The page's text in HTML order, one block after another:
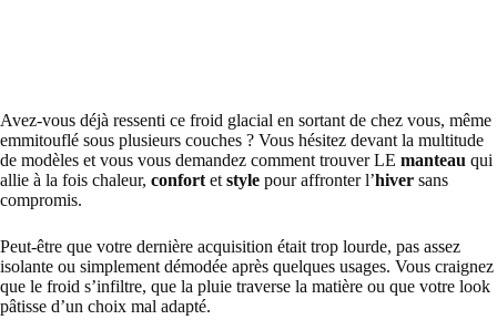
Avez-vous déjà ressenti ce froid glacial en sortant de chez vous, même
emmitouflé sous plusieurs couches ? Vous hésitez devant la multitude
de modèles et vous vous demandez comment trouver LE manteau qui
allie à la fois chaleur, confort et style pour affronter l’hiver sans
compromis.
Peut-être que votre dernière acquisition était trop lourde, pas assez
isolante ou simplement démodée après quelques usages. Vous craignez
que le froid s’infiltre, que la pluie traverse la matière ou que votre look
pâtisse d’un choix mal adapté.